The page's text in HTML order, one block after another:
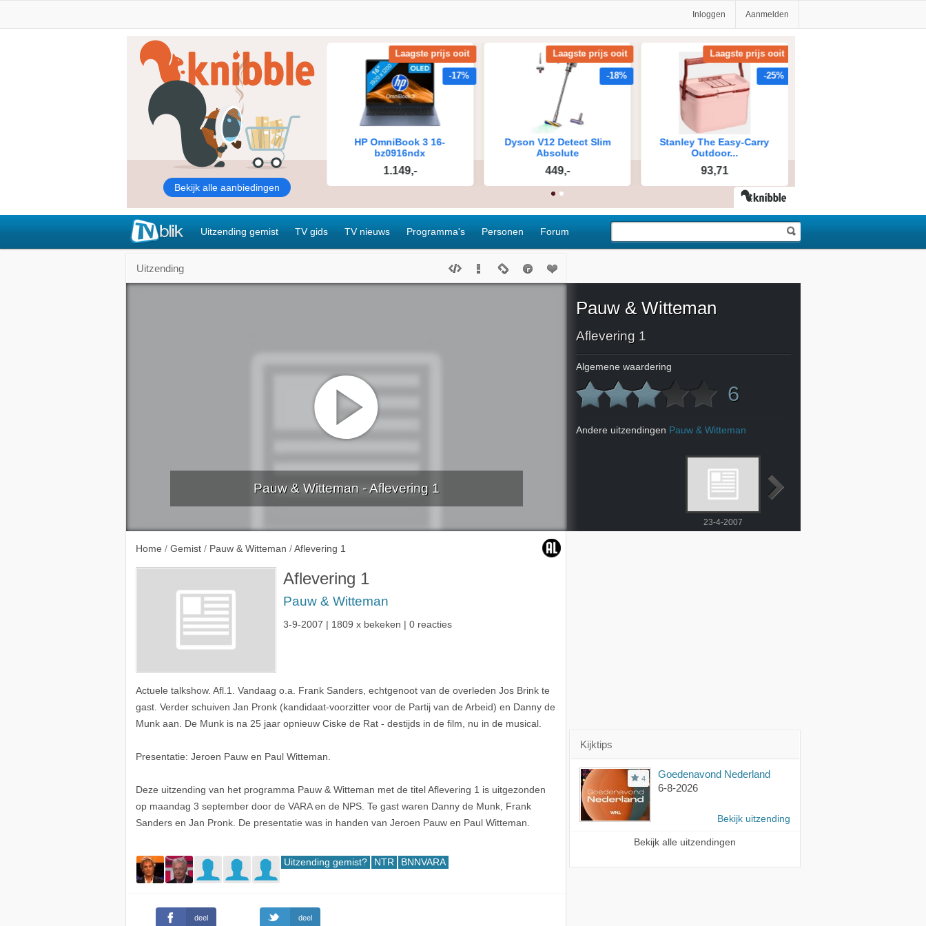
Inloggen Aanmelden
Uitzending gemist TV gids TV nieuws Programma's Personen Forum
Uitzending
Pauw & Witteman - Aflevering 1
Home / Gemist / Pauw & Witteman / Aflevering 1
Aflevering 1
Pauw & Witteman
3-9-2007 | 1809 x bekeken | 0 reacties
Actuele talkshow. Afl.1. Vandaag o.a. Frank Sanders, echtgenoot van de overleden Jos Brink te
gast. Verder schuiven Jan Pronk (kandidaat-voorzitter voor de Partij van de Arbeid) en Danny de
Munk aan. De Munk is na 25 jaar opnieuw Ciske de Rat - destijds in de film, nu in de musical.
Presentatie: Jeroen Pauw en Paul Witteman.
Deze uitzending van het programma Pauw & Witteman met de titel Aflevering 1 is uitgezonden
op maandag 3 september door de VARA en de NPS. Te gast waren Danny de Munk, Frank
Sanders en Jan Pronk. De presentatie was in handen van Jeroen Pauw en Paul Witteman.
Uitzending gemist? NTR BNNVARA
deel deel
Pauw & Witteman
Aflevering 1
Algemene waardering
6
Andere uitzendingen Pauw & Witteman
23-4-2007
Kijktips
4
Goedenavond Nederland
6-8-2026
Bekijk uitzending
Bekijk alle uitzendingen